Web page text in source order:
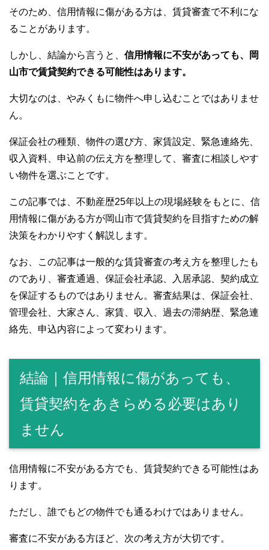
そのため、信用情報に傷がある方は、賃貸審査で不利にな
ることがあります。
しかし、結論から言うと、 信用情報に不安があっても、岡
山市で賃貸契約できる可能性はあります。
大切なのは、やみくもに物件へ申し込むことではありませ
ん。
保証会社の種類、物件の選び方、家賃設定、緊急連絡先、
収入資料、申込前の伝え方を整理して、審査に相談しやす
い物件を選ぶことです。
この記事では、不動産歴25年以上の現場経験をもとに、信
用情報に傷がある方が岡山市で賃貸契約を目指すための解
決策をわかりやすく解説します。
なお、この記事は一般的な賃貸審査の考え方を整理したも
のであり、審査通過、保証会社承認、入居承認、契約成立
を保証するものではありません。審査結果は、保証会社、
管理会社、大家さん、家賃、収入、過去の滞納歴、緊急連
絡先、申込内容によって変わります。
結論｜信用情報に傷があっても、
賃貸契約をあきらめる必要はあり
ません
信用情報に不安がある方でも、賃貸契約できる可能性はあ
ります。
ただし、誰でもどの物件でも通るわけではありません。
審査に不安がある方ほど、次の考え方が大切です。